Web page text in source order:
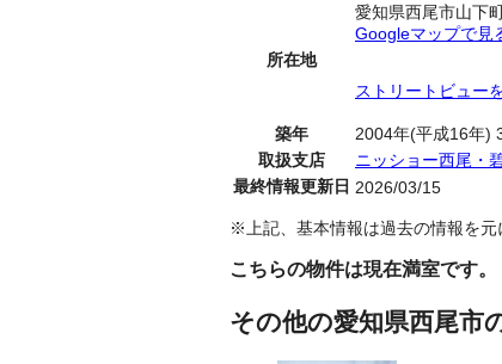
所在地
愛知県西尾市山下
Googleマップで見
ストリートビュー
築年
2004年(平成16年)
取扱支店
ニッショー西尾・
最終情報更新日 2026/03/15
※上記、基本情報は過去の情報を元
こちらの物件は現在満室です。
その他の愛知県西尾市